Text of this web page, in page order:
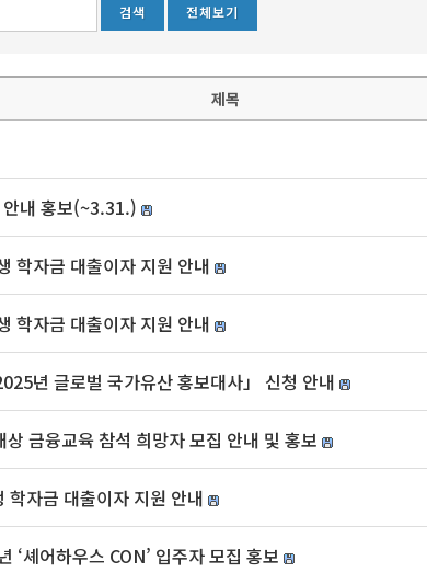
전체보기
제목
내 홍보(~3.31.)
학자금 대출이자 지원 안내
학자금 대출이자 지원 안내
년 글로벌 국가유산 홍보대사」 신청 안내
금융교육 참석 희망자 모집 안내 및 홍보
자금 대출이자 지원 안내
‘셰어하우스 CON’ 입주자 모집 홍보